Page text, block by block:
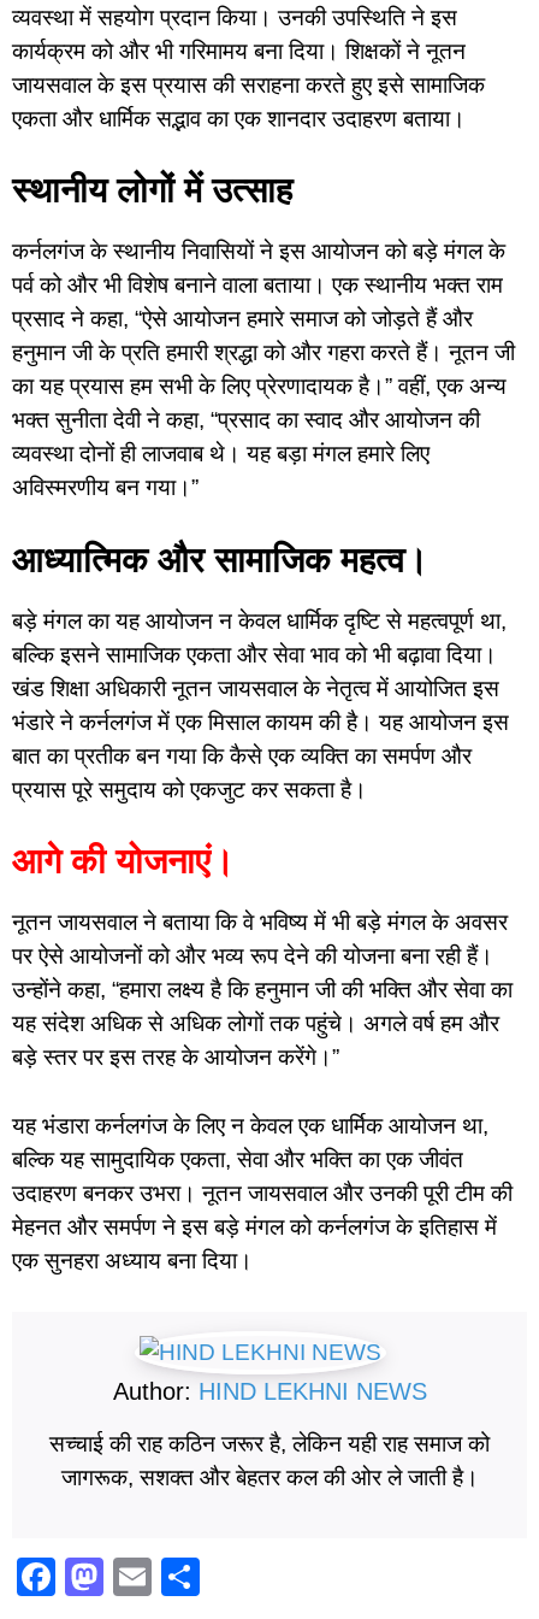
व्यवस्था में सहयोग प्रदान किया। उनकी उपस्थिति ने इस
कार्यक्रम को और भी गरिमामय बना दिया। शिक्षकों ने नूतन
जायसवाल के इस प्रयास की सराहना करते हुए इसे सामाजिक
एकता और धार्मिक सद्भाव का एक शानदार उदाहरण बताया।
स्थानीय लोगों में उत्साह
कर्नलगंज के स्थानीय निवासियों ने इस आयोजन को बड़े मंगल के
पर्व को और भी विशेष बनाने वाला बताया। एक स्थानीय भक्त राम
प्रसाद ने कहा, “ऐसे आयोजन हमारे समाज को जोड़ते हैं और
हनुमान जी के प्रति हमारी श्रद्धा को और गहरा करते हैं। नूतन जी
का यह प्रयास हम सभी के लिए प्रेरणादायक है।” वहीं, एक अन्य
भक्त सुनीता देवी ने कहा, “प्रसाद का स्वाद और आयोजन की
व्यवस्था दोनों ही लाजवाब थे। यह बड़ा मंगल हमारे लिए
अविस्मरणीय बन गया।”
आध्यात्मिक और सामाजिक महत्व।
बड़े मंगल का यह आयोजन न केवल धार्मिक दृष्टि से महत्वपूर्ण था,
बल्कि इसने सामाजिक एकता और सेवा भाव को भी बढ़ावा दिया।
खंड शिक्षा अधिकारी नूतन जायसवाल के नेतृत्व में आयोजित इस
भंडारे ने कर्नलगंज में एक मिसाल कायम की है। यह आयोजन इस
बात का प्रतीक बन गया कि कैसे एक व्यक्ति का समर्पण और
प्रयास पूरे समुदाय को एकजुट कर सकता है।
आगे की योजनाएं।
नूतन जायसवाल ने बताया कि वे भविष्य में भी बड़े मंगल के अवसर
पर ऐसे आयोजनों को और भव्य रूप देने की योजना बना रही हैं।
उन्होंने कहा, “हमारा लक्ष्य है कि हनुमान जी की भक्ति और सेवा का
यह संदेश अधिक से अधिक लोगों तक पहुंचे। अगले वर्ष हम और
बड़े स्तर पर इस तरह के आयोजन करेंगे।”
यह भंडारा कर्नलगंज के लिए न केवल एक धार्मिक आयोजन था,
बल्कि यह सामुदायिक एकता, सेवा और भक्ति का एक जीवंत
उदाहरण बनकर उभरा। नूतन जायसवाल और उनकी पूरी टीम की
मेहनत और समर्पण ने इस बड़े मंगल को कर्नलगंज के इतिहास में
एक सुनहरा अध्याय बना दिया।
Author: HIND LEKHNI NEWS
सच्चाई की राह कठिन जरूर है, लेकिन यही राह समाज को
जागरूक, सशक्त और बेहतर कल की ओर ले जाती है।
F
M
E